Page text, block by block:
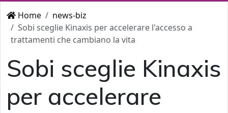
Home
news-biz
Sobi sceglie Kinaxis per accelerare l'accesso a
trattamenti che cambiano la vita
Sobi sceglie Kinaxis
per accelerare